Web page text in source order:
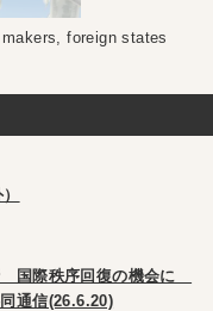
foreign states
国際秩序回復の機会に
通信(26.6.20)